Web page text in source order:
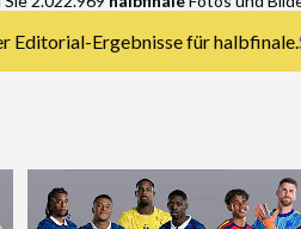
Editorial-Ergebnisse für halbfinale.